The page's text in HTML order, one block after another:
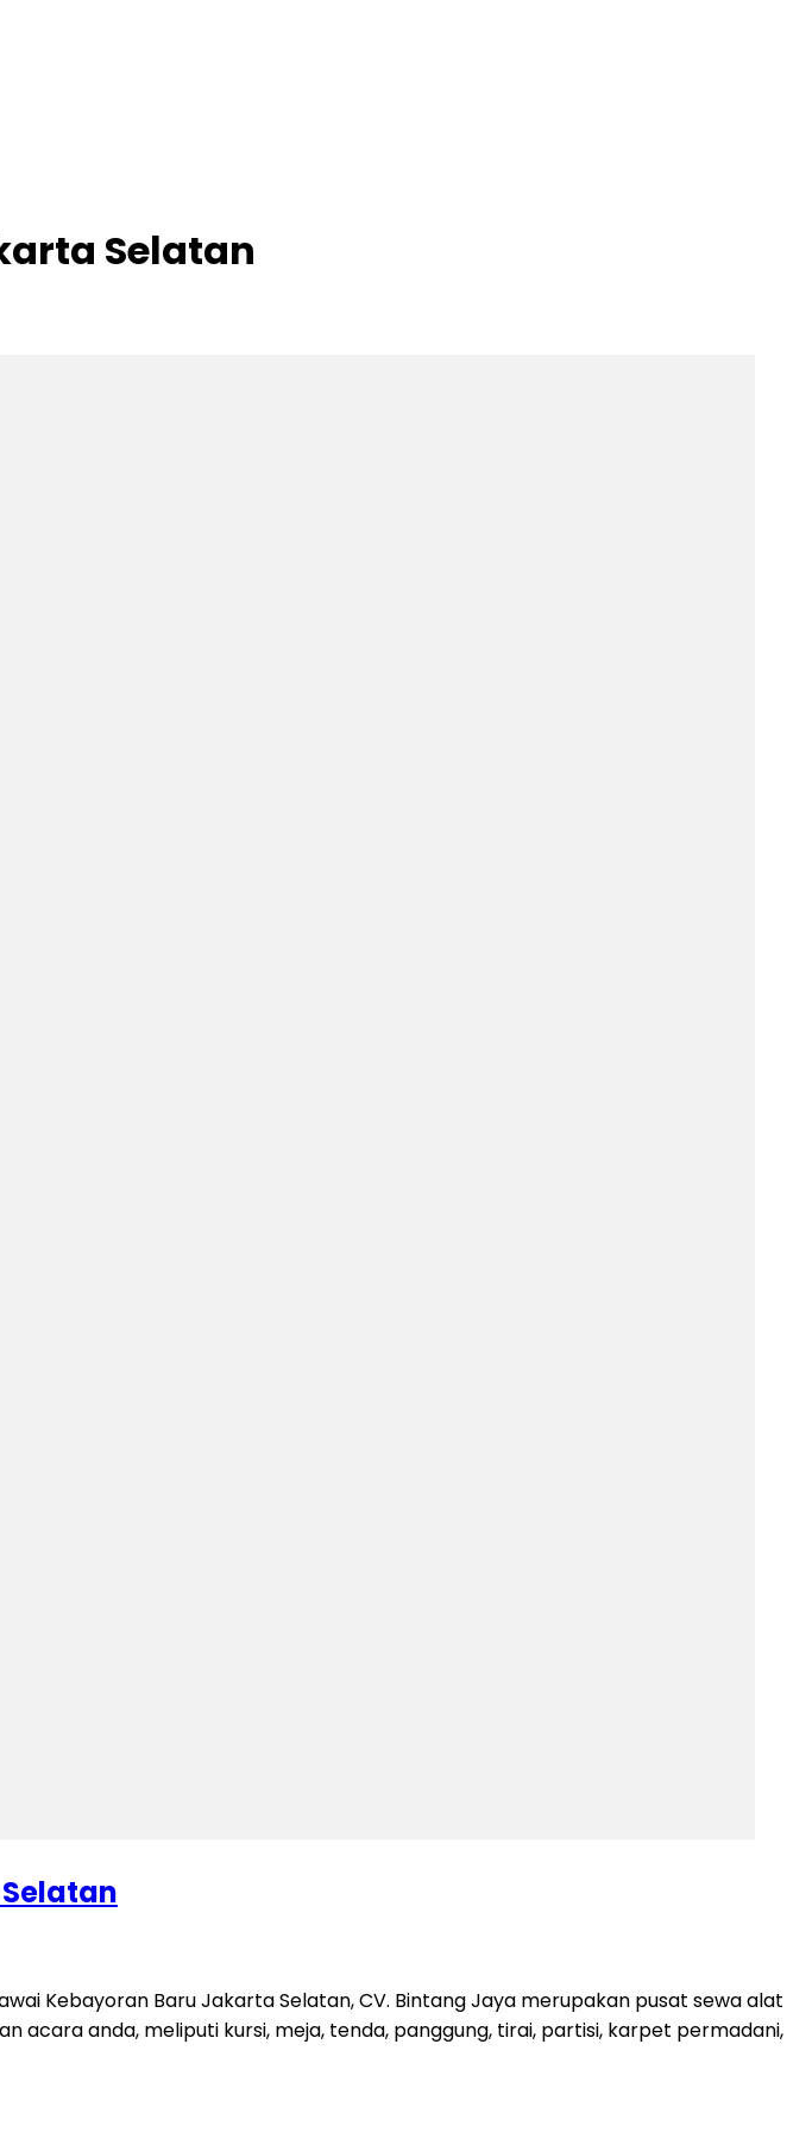
Selatan
Kebayoran Baru Jakarta Selatan, CV. Bintang Jaya merupakan pusat sewa alat
anda, meliputi kursi, meja, tenda, panggung, tirai, partisi, karpet permadani,